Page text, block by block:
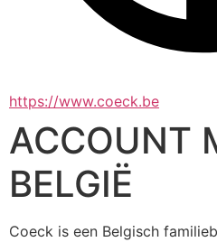
https://www.coeck.be
ACCOUNT
BELGIË
Coeck is een Belgisch